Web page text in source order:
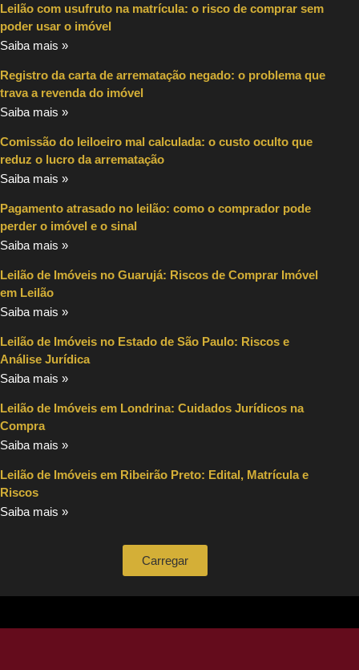
Leilão com usufruto na matrícula: o risco de comprar sem
poder usar o imóvel
Saiba mais »
Registro da carta de arrematação negado: o problema que
trava a revenda do imóvel
Saiba mais »
Comissão do leiloeiro mal calculada: o custo oculto que
reduz o lucro da arrematação
Saiba mais »
Pagamento atrasado no leilão: como o comprador pode
perder o imóvel e o sinal
Saiba mais »
Leilão de Imóveis no Guarujá: Riscos de Comprar Imóvel
em Leilão
Saiba mais »
Leilão de Imóveis no Estado de São Paulo: Riscos e
Análise Jurídica
Saiba mais »
Leilão de Imóveis em Londrina: Cuidados Jurídicos na
Compra
Saiba mais »
Leilão de Imóveis em Ribeirão Preto: Edital, Matrícula e
Riscos
Saiba mais »
Carregar